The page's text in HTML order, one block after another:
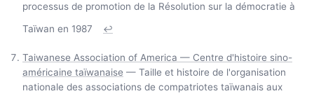
processus de promotion de la Résolution sur la démocratie à
Taïwan en 1987
↩
Taiwanese Association of America — Centre d'histoire sino-
américaine taïwanaise — Taille et histoire de l'organisation
nationale des associations de compatriotes taïwanais aux